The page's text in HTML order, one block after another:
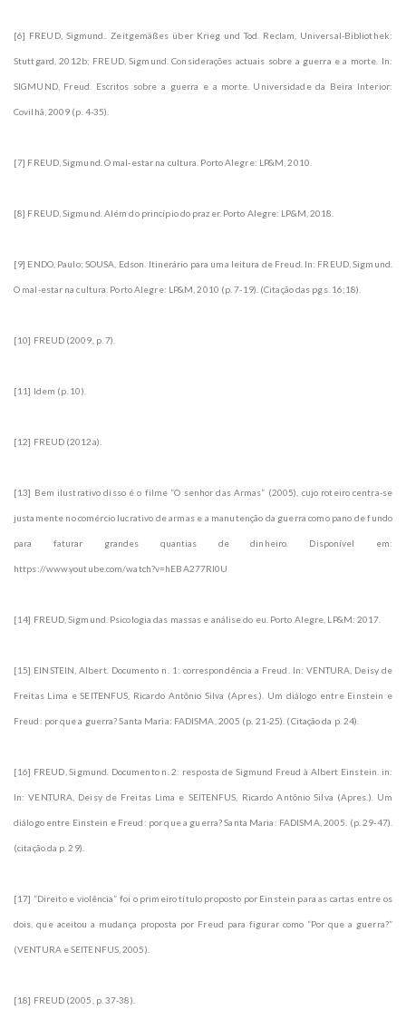
[6] FREUD, Sigmund.. Zeitgemäßes über Krieg und Tod. Reclam, Universal-Bibliothek:
Stuttgard, 2012b; FREUD, Sigmund. Considerações actuais sobre a guerra e a morte. In:
SIGMUND, Freud. Escritos sobre a guerra e a morte. Universidade da Beira Interior:
Covilhã, 2009 (p. 4-35).
[7] FREUD, Sigmund. O mal-estar na cultura. Porto Alegre: LP&M, 2010.
[8] FREUD, Sigmund. Além do princípio do prazer. Porto Alegre: LP&M, 2018.
[9] ENDO, Paulo; SOUSA, Edson. Itinerário para uma leitura de Freud. In: FREUD, Sigmund.
O mal-estar na cultura. Porto Alegre: LP&M, 2010 (p. 7-19). (Citação das pgs. 16;18).
[10] FREUD (2009, p. 7).
[11] Idem (p. 10).
[12] FREUD (2012a).
[13] Bem ilustrativo disso é o filme “O senhor das Armas” (2005), cujo roteiro centra-se
justamente no comércio lucrativo de armas e a manutenção da guerra como pano de fundo
para faturar grandes quantias de dinheiro. Disponível em:
https://www.youtube.com/watch?v=hEBA277Rl0U
[14] FREUD, Sigmund. Psicologia das massas e análise do eu. Porto Alegre, LP&M: 2017.
[15] EINSTEIN, Albert. Documento n. 1: correspondência a Freud. In: VENTURA, Deisy de
Freitas Lima e SEITENFUS, Ricardo Antônio Silva (Apres.). Um diálogo entre Einstein e
Freud: por que a guerra? Santa Maria: FADISMA, 2005 (p. 21-25). (Citação da p. 24).
[16] FREUD, Sigmund. Documento n. 2: resposta de Sigmund Freud à Albert Einstein. in:
In: VENTURA, Deisy de Freitas Lima e SEITENFUS, Ricardo Antônio Silva (Apres.). Um
diálogo entre Einstein e Freud: por que a guerra? Santa Maria: FADISMA, 2005. (p. 29-47).
(citação da p. 29).
[17] “Direito e violência” foi o primeiro título proposto por Einstein para as cartas entre os
dois, que aceitou a mudança proposta por Freud para figurar como “Por que a guerra?”
(VENTURA e SEITENFUS, 2005).
[18] FREUD (2005, p. 37-38).